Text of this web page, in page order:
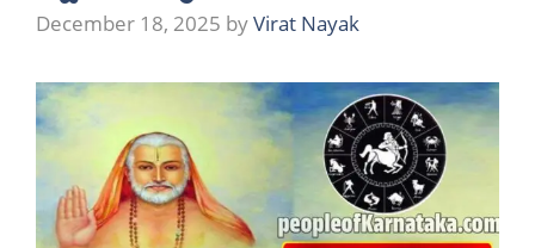
December 18, 2025 byVirat Nayak